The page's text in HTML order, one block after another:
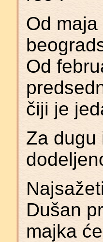
Od
Od
čiji je
Za dugu
Dušan
majka